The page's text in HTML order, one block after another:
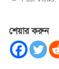
শেয়ার করুন